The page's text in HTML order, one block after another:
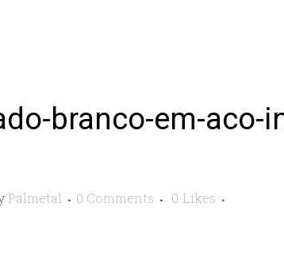
branco-em-aco-
Palmetal 0 Comments 0 Likes